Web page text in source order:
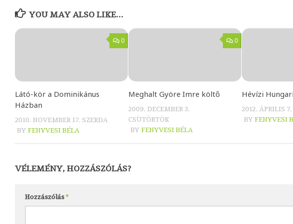
YOU MAY ALSO LIKE...
0
Látó-kör a Dominikánus
Házban
2010. NOVEMBER 17. SZERDA
BY FENYVESI BÉLA
0
Meghalt Györe Imre költő
2009. DECEMBER 3.
CSÜTÖRTÖK
BY FENYVESI BÉLA
Hévízi
2012. ÁPRILIS
BY FENYVESI
VÉLEMÉNY, HOZZÁSZÓLÁS?
Hozzászólás*